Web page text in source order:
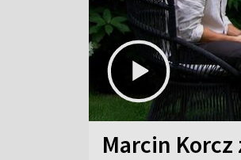
Marcin